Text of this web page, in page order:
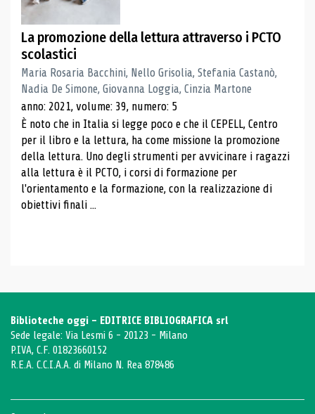
La promozione della lettura attraverso i PCTO
scolastici
Maria Rosaria Bacchini, Nello Grisolia, Stefania Castanò,
Nadia De Simone, Giovanna Loggia, Cinzia Martone
anno: 2021, volume: 39, numero: 5
È noto che in Italia si legge poco e che il CEPELL, Centro
per il libro e la lettura, ha come missione la promozione
della lettura. Uno degli strumenti per avvicinare i ragazzi
alla lettura è il PCTO, i corsi di formazione per
l'orientamento e la formazione, con la realizzazione di
obiettivi finali ...
Biblioteche oggi - EDITRICE BIBLIOGRAFICA srl
Sede legale: Via Lesmi 6 - 20123 - Milano
P.IVA, C.F. 01823660152
R.E.A. C.C.I.A.A. di Milano N. Rea 878486